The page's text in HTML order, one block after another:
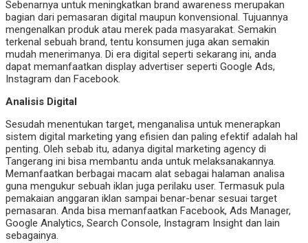
Sebenarnya untuk meningkatkan brand awareness merupakan
bagian dari pemasaran digital maupun konvensional. Tujuannya
mengenalkan produk atau merek pada masyarakat. Semakin
terkenal sebuah brand, tentu konsumen juga akan semakin
mudah menerimanya. Di era digital seperti sekarang ini, anda
dapat memanfaatkan display advertiser seperti Google Ads,
Instagram dan Facebook.
Analisis Digital
Sesudah menentukan target, menganalisa untuk menerapkan
sistem digital marketing yang efisien dan paling efektif adalah hal
penting. Oleh sebab itu, adanya digital marketing agency di
Tangerang ini bisa membantu anda untuk melaksanakannya.
Memanfaatkan berbagai macam alat sebagai halaman analisa
guna mengukur sebuah iklan juga perilaku user. Termasuk pula
pemakaian anggaran iklan sampai benar-benar sesuai target
pemasaran. Anda bisa memanfaatkan Facebook, Ads Manager,
Google Analytics, Search Console, Instagram Insight dan lain
sebagainya.